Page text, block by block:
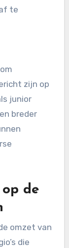
te
zijn op
junior
breder
de
omzet van
die